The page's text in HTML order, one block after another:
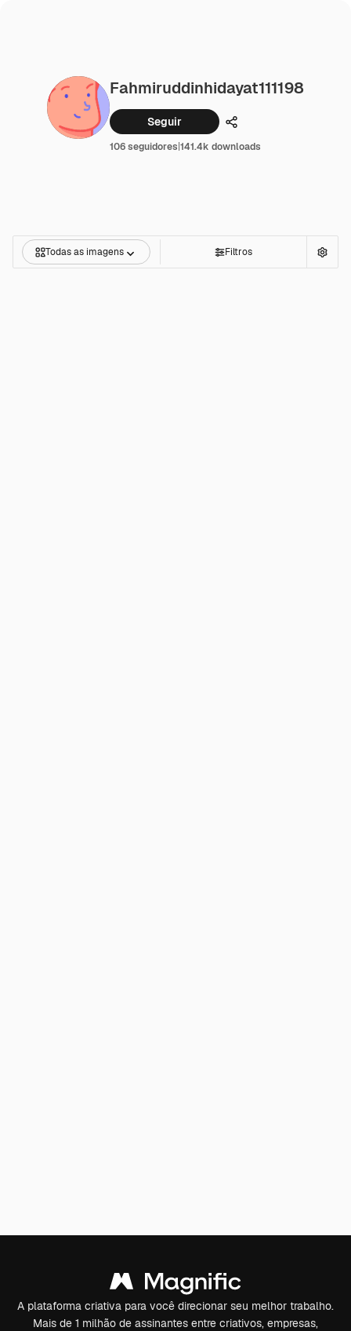
Fahmiruddinhidayat111198
Seguir Compartilhar
106 seguidores|141.4k downloads
Todas as imagens Filtros
A plataforma criativa para você direcionar seu melhor trabalho.
Mais de 1 milhão de assinantes entre criativos, empresas,